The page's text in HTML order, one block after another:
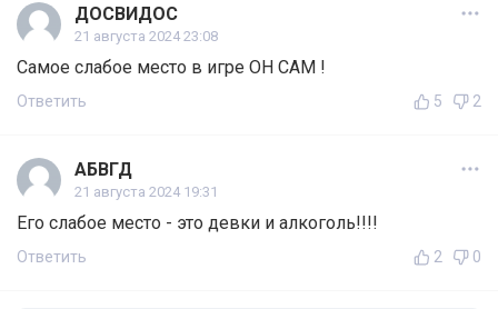
ДОСВИДОС
21 августа 2024 23:08
Самое слабое место в игре ОН САМ !
Ответить 5 2
АБВГД
21 августа 2024 19:31
Его слабое место - это девки и алкоголь!!!!
Ответить 2 0